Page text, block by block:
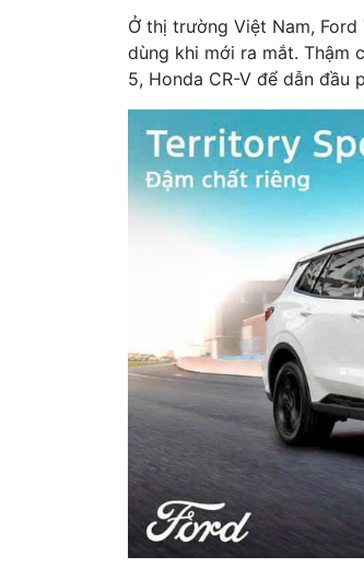
Ở thị trường Việt Nam,
dùng khi mới ra mắt. Thậm
5, Honda CR-V để dẫn đầu